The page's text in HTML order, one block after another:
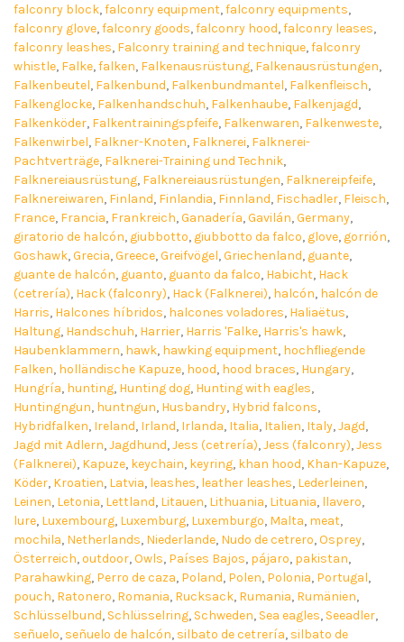
falconry block,falconry equipment,falconry equipments,
falconry glove,falconry goods,falconry hood,falconry leases,
falconry leashes, Falconry training and technique,falconry
whistle, Falke,falken, Falkenausrüstung, Falkenausrüstungen,
Falkenbeutel, Falkenbund, Falkenbundmantel, Falkenfleisch,
Falkenglocke, Falkenhandschuh, Falkenhaube, Falkenjagd,
Falkenköder, Falkentrainingspfeife, Falkenwaren, Falkenweste,
Falkenwirbel, Falkner-Knoten, Falknerei, Falknerei-
Pachtverträge, Falknerei-Training und Technik,
Falknereiausrüstung, Falknereiausrüstungen, Falknereipfeife,
Falknereiwaren, Finland, Finlandia, Finnland, Fischadler, Fleisch,
France, Francia, Frankreich,Ganadería,Gavilán,Germany,
giratorio de halcón, giubbotto, giubbotto da falco, glove, gorrión,
Goshawk,Grecia,Greece,Greifvögel,Griechenland, guante,
guante de halcón, guanto, guanto da falco, Habicht, Hack
(cetrería), Hack (falconry), Hack (Falknerei), halcón, halcón de
Harris, Halcones híbridos, halcones voladores, Haliaëtus,
Haltung, Handschuh, Harrier, Harris 'Falke, Harris's hawk,
Haubenklammern, hawk, hawking equipment, hochfliegende
Falken, holländische Kapuze, hood, hood braces, Hungary,
Hungría, hunting, Hunting dog, Hunting with eagles,
Huntingngun, huntngun, Husbandry, Hybrid falcons,
Hybridfalken, Ireland, Irland, Irlanda, Italia, Italien, Italy,Jagd,
Jagd mit Adlern,Jagdhund,Jess (cetrería),Jess (falconry),Jess
(Falknerei), Kapuze, keychain, keyring, khan hood, Khan-Kapuze,
Köder, Kroatien, Latvia, leashes, leather leashes, Lederleinen,
Leinen, Letonia, Lettland, Litauen, Lithuania, Lituania, llavero,
lure, Luxembourg, Luxemburg, Luxemburgo, Malta, meat,
mochila, Netherlands, Niederlande, Nudo de cetrero,Osprey,
Österreich,outdoor,Owls, Países Bajos, pájaro, pakistan,
Parahawking, Perro de caza, Poland, Polen, Polonia, Portugal,
pouch, Ratonero, Romania, Rucksack, Rumania, Rumänien,
Schlüsselbund, Schlüsselring, Schweden, Sea eagles, Seeadler,
señuelo, señuelo de halcón, silbato de cetrería, silbato de